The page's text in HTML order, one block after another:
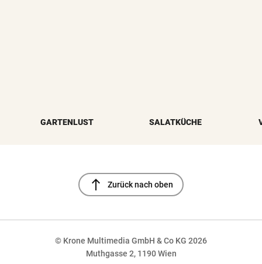
GARTENLUST SALATKÜCHE
north Zurück nach oben
© Krone Multimedia GmbH & Co KG 2026
Muthgasse 2, 1190 Wien